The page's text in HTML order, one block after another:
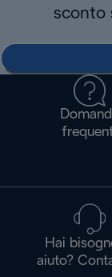
sconto
Hai
aiuto?